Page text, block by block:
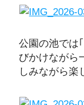
公園の池では
びかけながら
しみながら楽